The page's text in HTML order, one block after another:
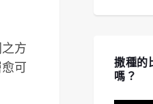
方
可
撒種的
嗎？